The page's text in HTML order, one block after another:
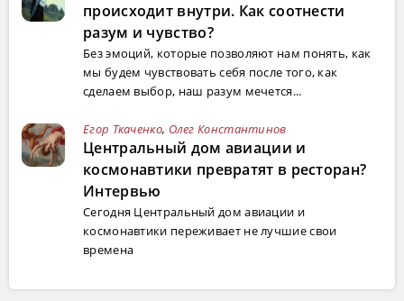
происходит внутри. Как соотнести
разум и чувство?
Без эмоций, которые позволяют нам понять, как
мы будем чувствовать себя после того, как
сделаем выбор, наш разум мечется...
Егор Ткаченко, Олег Константинов
Центральный дом авиации и
космонавтики превратят в ресторан?
Интервью
Сегодня Центральный дом авиации и
космонавтики переживает не лучшие свои
времена